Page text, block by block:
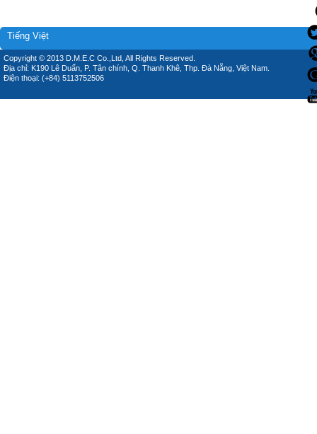
Tiếng Việt
Copyright © 2013 D.M.E.C Co.,Ltd, All Rights Reserved.
Địa chỉ: K190 Lê Duẩn, P. Tân chính, Q. Thanh Khê, Thp. Đà Nẵng, Việt Nam.
Điện thoại: (+84) 5113752506